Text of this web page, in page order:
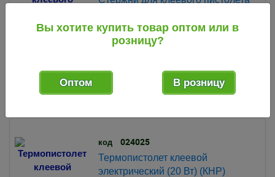
(930720) (Матрикс)
.78руб.
Мин. партия:2 шт. В упак.:
код 024025
Термопистолет клеевой
электрический (20 Вт) (КНР)
Вы хотите купить товар оптом или в
розницу?
Оптом В розницу